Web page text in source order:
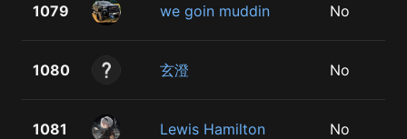
1079 we goin muddin No
1080 玄澄 No
1081 Lewis Hamilton No